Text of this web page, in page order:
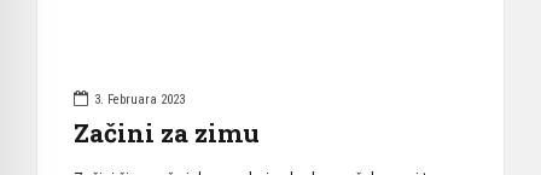
3. Februara 2023
Začini za zimu